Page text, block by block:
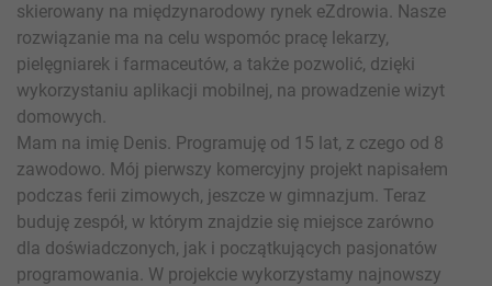
skierowany na międzynarodowy rynek eZdrowia. Nasze
rozwiązanie ma na celu wspomóc pracę lekarzy,
pielęgniarek i farmaceutów, a także pozwolić, dzięki
wykorzystaniu aplikacji mobilnej, na prowadzenie wizyt
domowych.
Mam na imię Denis. Programuję od 15 lat, z czego od 8
zawodowo. Mój pierwszy komercyjny projekt napisałem
podczas ferii zimowych, jeszcze w gimnazjum. Teraz
buduję zespół, w którym znajdzie się miejsce zarówno
dla doświadczonych, jak i początkujących pasjonatów
programowania. W projekcie wykorzystamy najnowszy